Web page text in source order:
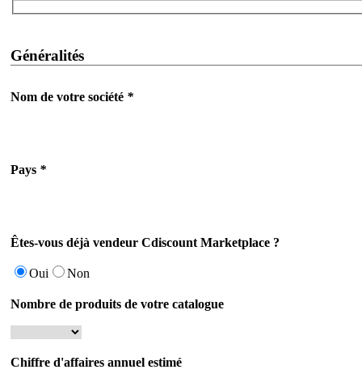
Généralités
Nom de votre société *
Pays *
Êtes-vous déjà vendeur Cdiscount Marketplace ?
Oui Non
Nombre de produits de votre catalogue
Chiffre d'affaires annuel estimé